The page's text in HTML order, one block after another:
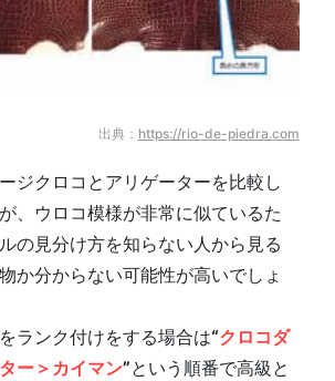
出典： https://rio-de-piedra.com
ジクロコとアリゲーターを比較し
、ウロコ模様が非常に似ているた
の見分け方を知らない人から見る
か分からない可能性が高いでしょ
ランク付けをする場合は“クロコダ
ー＞カイマン”という順番で高級と